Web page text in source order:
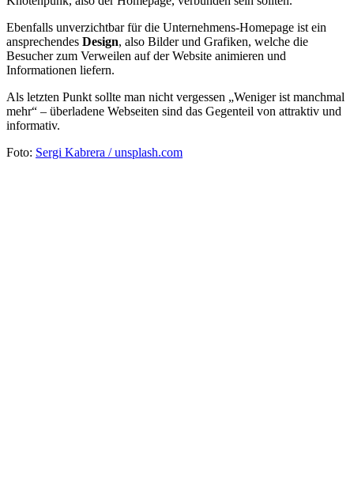
Ebenfalls unverzichtbar für die Unternehmens-Homepage ist ein
ansprechendes Design, also Bilder und Grafiken, welche die
Besucher zum Verweilen auf der Website animieren und
Informationen liefern.
Als letzten Punkt sollte man nicht vergessen „Weniger ist manchmal
mehr“ – überladene Webseiten sind das Gegenteil von attraktiv und
informativ.
Foto: Sergi Kabrera / unsplash.com